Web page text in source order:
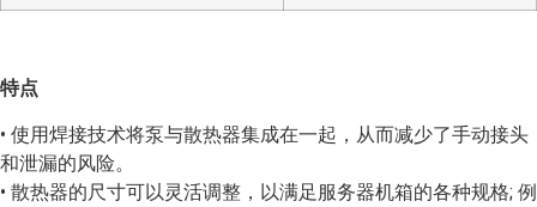
特点
• 使用焊接技术将泵与散热器集成在一起，从而减少了手动接头
和泄漏的风险。
• 散热器的尺寸可以灵活调整，以满足服务器机箱的各种规格; 例